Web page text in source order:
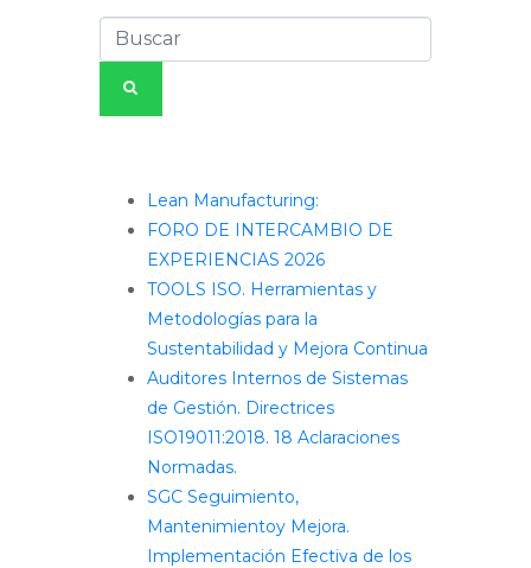
Lean Manufacturing:
FORO DE INTERCAMBIO DE
EXPERIENCIAS 2026
TOOLS ISO. Herramientas y
Metodologías para la
Sustentabilidad y Mejora Continua
Auditores Internos de Sistemas
de Gestión. Directrices
ISO19011:2018. 18 Aclaraciones
Normadas.
SGC Seguimiento,
Mantenimientoy Mejora.
Implementación Efectiva de los